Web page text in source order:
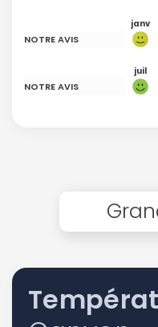
janv
NOTRE AVIS
juil
NOTRE AVIS